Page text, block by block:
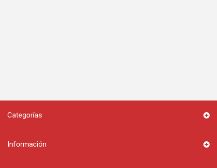
Categorías
Información